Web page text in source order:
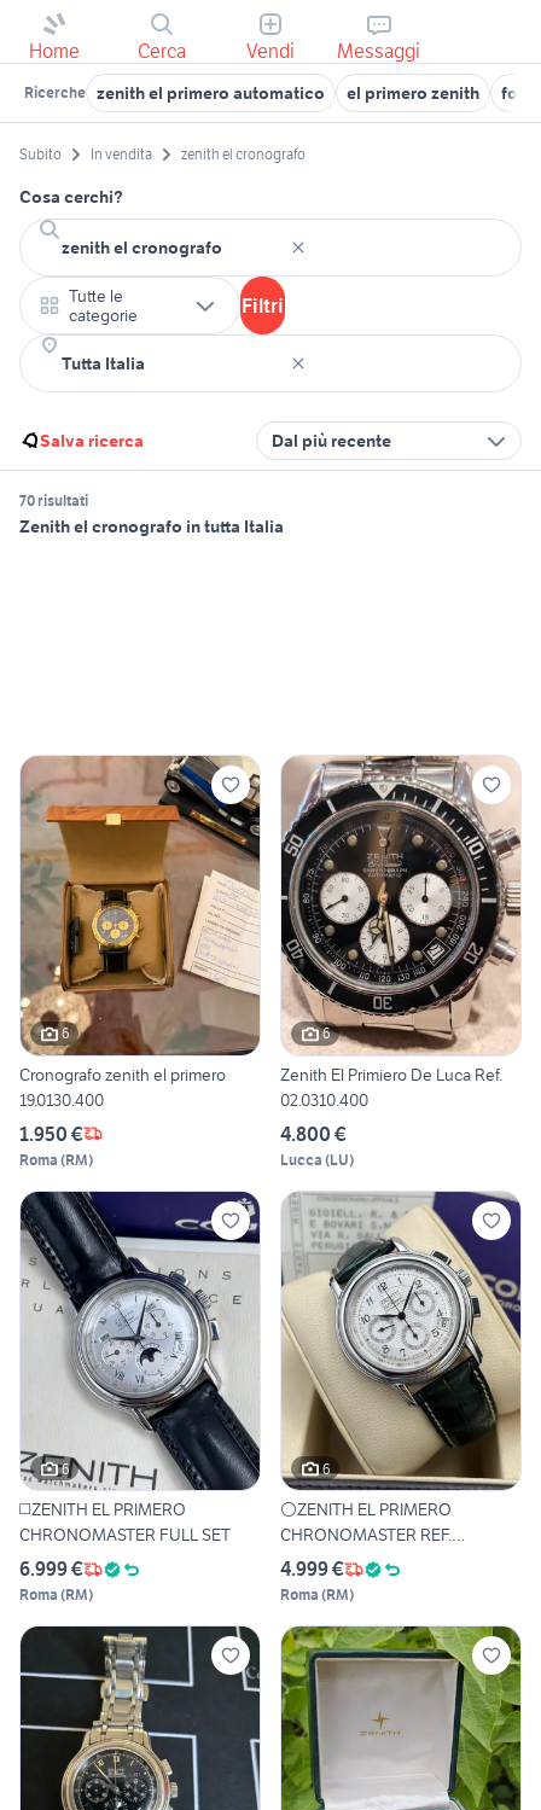
Home Cerca Vendi Messaggi
Ricerche zenith el primero automatico el primero zenith
Subito In vendita zenith el cronografo
Cosa cerchi?
Tutte le
categorie
Filtri
Salva ricerca Dal più recente
70 risultati
Zenith el cronografo in tutta Italia
6
Cronografo zenith el primero
19.0130.400
1.950 €
Roma (RM)
6
Zenith El Primiero De Luca Ref.
02.0310.400
4.800 €
Lucca (LU)
6
◻️ZENITH EL PRIMERO
CHRONOMASTER FULL SET
6.999 €
Roma (RM)
6
⚪️ZENITH EL PRIMERO
CHRONOMASTER REF.
14/010240400
4.999 €
Roma (RM)